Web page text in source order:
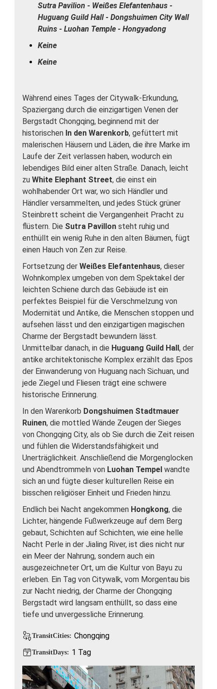
Sutra Pavilion - Weißes Elefantenhaus -
Huguang Guild Hall - Dongshuimen City Wall
Ruins - Luohan Temple - Hongyadong
Keine
Keine
Während eines Tages der Citywalk-Erkundung,
Spaziergang durch die einzigartigen Venen der
Bergstadt Chongqing, beginnend mit der
historischen In den Warenkorb, gefüttert mit
malerischen Häusern und Läden, die ihre Marke im
Laufe der Zeit verlassen haben, wodurch ein
lebendiges Bild einer alten Straße. Danach, leicht
zu White Elephant Street, die einst ein
wohlhabender Ort war, wo sich Händler und
Händler versammelten, und jedes Stück grüner
Steinbrett scheint die Vergangenheit Pracht zu
flüstern. Die Sutra Pavillon steht ruhig und
enthüllt ein wenig Ruhe in den alten Bäumen, fügt
einen Hauch von Zen zur Reise.
Fortsetzung der Weißes Elefantenhaus, dieser
Wohnkomplex umgeben von dem Spektakel der
leichten Schiene durch das Gebäude ist ein
perfektes Beispiel für die Verschmelzung von
Modernität und Antike, die Menschen stoppen und
aufsehen lässt und den einzigartigen magischen
Charme der Bergstadt bewundern lässt.
Unmittelbar danach, in die Huguang Guild Hall, der
antike architektonische Komplex erzählt das Epos
der Einwanderung von Huguang nach Sichuan, und
jede Ziegel und Fliesen trägt eine schwere
historische Erinnerung.
In den Warenkorb Dongshuimen Stadtmauer
Ruinen, die mottled Wände Zeugen der Sieges
von Chongqing City, als ob Sie durch die Zeit reisen
und fühlen die Widerstandsfähigkeit und
Unerträglichkeit. Anschließend die Morgenglocken
und Abendtrommeln von Luohan Tempel wandte
sich an und fügte dieser kulturellen Reise ein
bisschen religiöser Einheit und Frieden hinzu.
Endlich bei Nacht angekommen Hongkong, die
Lichter, hängende Fußwerkzeuge auf dem Berg
gebaut, Schichten auf Schichten, wie eine helle
Nacht Perle in der Jialing River, ist dies nicht nur
ein Meer der Nahrung, sondern auch ein
ausgezeichneter Ort, um die Kultur von Bayu zu
erleben. Ein Tag von Citywalk, vom Morgentau bis
zur Nacht niedrig, der Charme der Chongqing
Bergstadt wird langsam enthüllt, so dass eine
tiefe und unvergessliche Erinnerung.
TransitCities: Chongqing
TransitDays: 1 Tag